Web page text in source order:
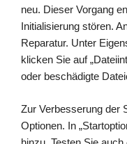
neu. Dieser Vorgang
Initialisierung stören.
Reparatur. Unter
klicken Sie auf
oder beschädigte
Zur Verbesserung der
Optionen. In